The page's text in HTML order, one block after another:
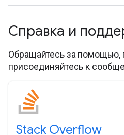
Справка и
Обращайтесь за помощью,
присоединяйтесь к
Stack Overflow